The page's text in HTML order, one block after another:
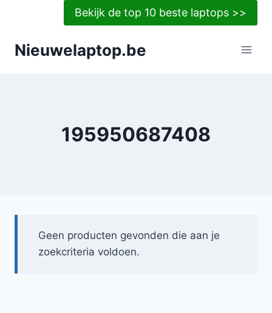
Bekijk de top 10 beste laptops >>
Nieuwelaptop.be
195950687408
Geen producten gevonden die aan je
zoekcriteria voldoen.